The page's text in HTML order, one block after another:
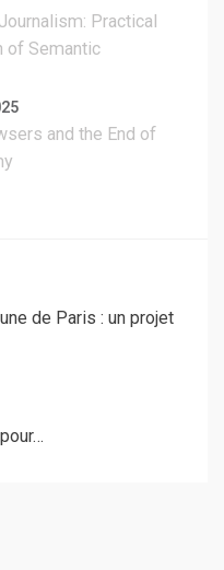
Practical
of Semantic
and the End of
de Paris : un projet